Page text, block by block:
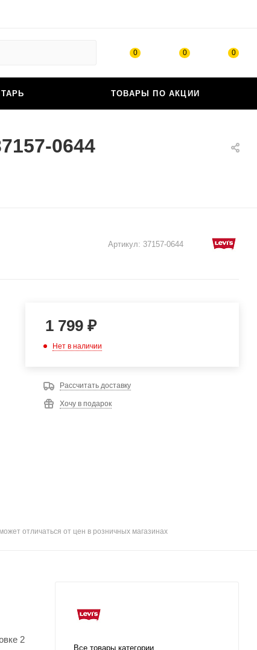
0 0 0
ТОВАРЫ ПО АКЦИИ
0644
Артикул: 37157-0644
1 799₽
Нет в наличии
Рассчитать доставку
Хочу в подарок
отличаться от цен в розничных магазинах
2
Все товары категории